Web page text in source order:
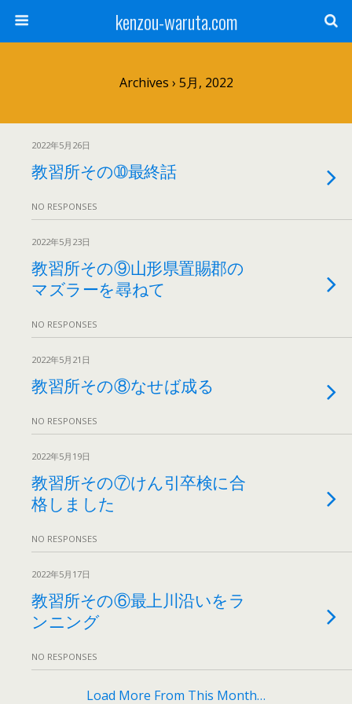
kenzou-waruta.com
Archives › 5月, 2022
2022年5月26日
教習所その➉最終話
NO RESPONSES
2022年5月23日
教習所その⑨山形県置賜郡の
マズラーを尋ねて
NO RESPONSES
2022年5月21日
教習所その⑧なせば成る
NO RESPONSES
2022年5月19日
教習所その⑦けん引卒検に合
格しました
NO RESPONSES
2022年5月17日
教習所その⑥最上川沿いをラ
ンニング
NO RESPONSES
Load More From This Month…